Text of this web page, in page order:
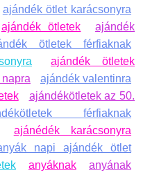
ajándék ötlet karácsonyra
ajándék ötletek
ajándék
ötletek férfiaknak
ajándék ötletek
ajándék valentinra
ajándékötletek az 50.
férfiaknak
ajánédék karácsonyra
napi ajándék ötlet
anyáknak
anyának